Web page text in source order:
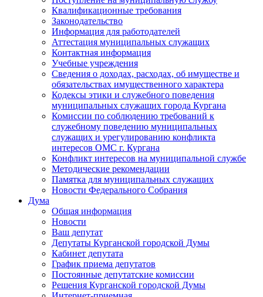
Квалификационные требования
Законодательство
Информация для работодателей
Аттестация муниципальных служащих
Контактная информация
Учебные учреждения
Сведения о доходах, расходах, об имуществе и
обязательствах имущественного характера
Кодексы этики и служебного поведения
муниципальных служащих города Кургана
Комиссии по соблюдению требований к
служебному поведению муниципальных
служащих и урегулированию конфликта
интересов ОМС г. Кургана
Конфликт интересов на муниципальной службе
Методические рекомендации
Памятка для муниципальных служащих
Новости Федерального Cобрания
Дума
Общая информация
Новости
Ваш депутат
Депутаты Курганской городской Думы
Кабинет депутата
График приема депутатов
Постоянные депутатские комиссии
Решения Курганской городской Думы